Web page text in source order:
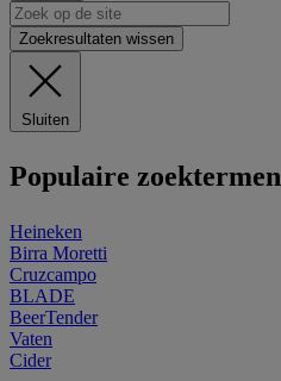
Zoekresultaten wissen
Sluiten
Populaire zoektermen
Heineken
Birra Moretti
Cruzcampo
BLADE
BeerTender
Vaten
Cider